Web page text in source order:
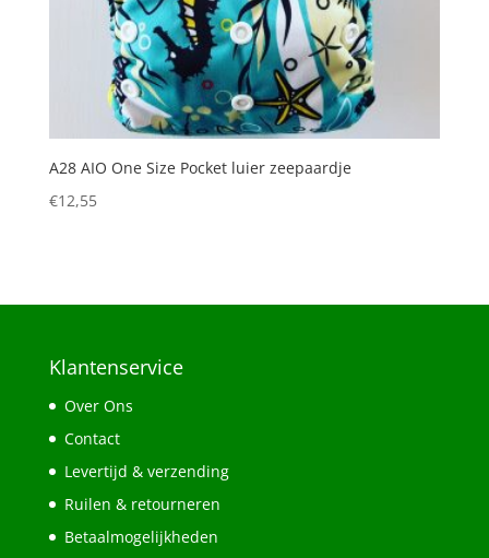
A28 AIO One Size Pocket luier zeepaardje
€12,55
Klantenservice
Over Ons
Contact
Levertijd & verzending
Ruilen & retourneren
Betaalmogelijkheden